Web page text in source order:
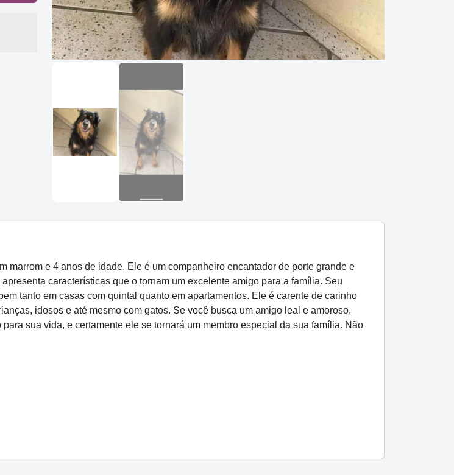
marrom e 4 anos de idade. Ele é um companheiro encantador de porte grande e
características que o tornam um excelente amigo para a família. Seu
tanto em casas com quintal quanto em apartamentos. Ele é carente de carinho
idosos e até mesmo com gatos. Se você busca um amigo leal e amoroso,
sua vida, e certamente ele se tornará um membro especial da sua família. Não